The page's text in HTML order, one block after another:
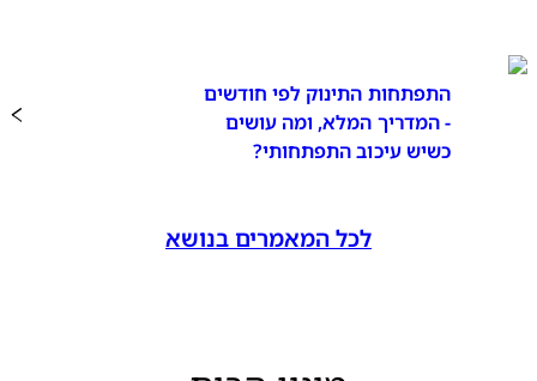
התפתחות התינוק לפי חודשים
- המדריך המלא, ומה עושים
כשיש עיכוב התפתחותי?
לכל המאמרים בנושא